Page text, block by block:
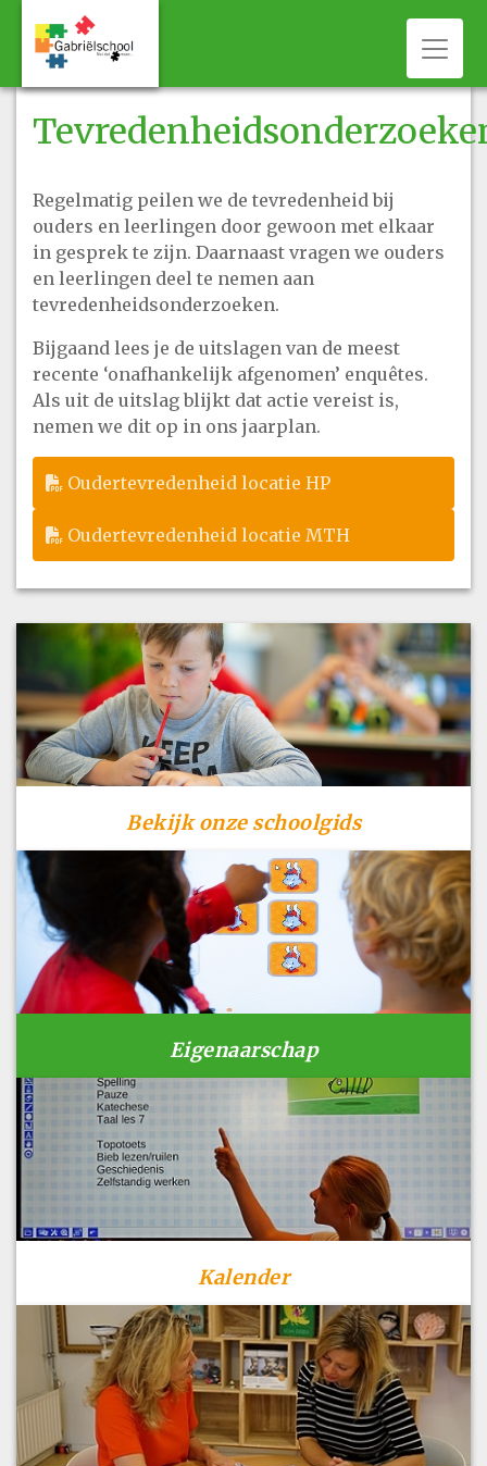
Regelmatig peilen we de tevredenheid bij
ouders en leerlingen door gewoon met elkaar
in gesprek te zijn. Daarnaast vragen we ouders
en leerlingen deel te nemen aan
tevredenheidsonderzoeken.
Bijgaand lees je de uitslagen van de meest
recente ‘onafhankelijk afgenomen’ enquêtes.
Als uit de uitslag blijkt dat actie vereist is,
nemen we dit op in ons jaarplan.
Oudertevredenheid locatie HP
Oudertevredenheid locatie MTH
Bekijk onze schoolgids
Eigenaarschap
Kalender